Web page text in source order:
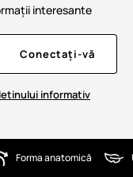
interesante
Conectați-vă
informativ
Forma anatomică